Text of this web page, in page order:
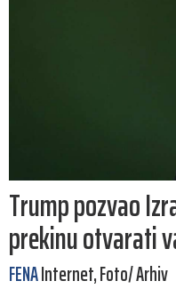
Trump pozvao
prekinu otvarati
FENAInternet, Foto/ Arhiv